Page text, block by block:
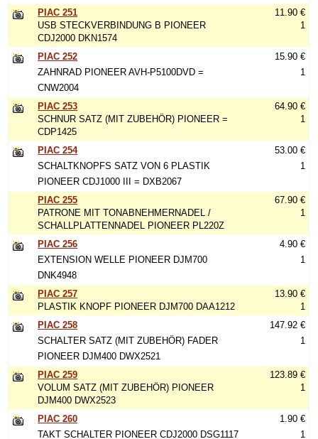
PIAC 251
USB STECKVERBINDUNG B PIONEER
CDJ2000 DKN1574
11.90 €
1
PIAC 252
ZAHNRAD PIONEER AVH-P5100DVD =
CNW2004
15.90 €
1
PIAC 253
SCHNUR SATZ (MIT ZUBEHÖR) PIONEER =
CDP1425
64.90 €
1
PIAC 254
SCHALTKNOPFS SATZ VON 6 PLASTIK
PIONEER CDJ1000 III = DXB2067
53.00 €
1
PIAC 255
PATRONE MIT TONABNEHMERNADEL /
SCHALLPLATTENNADEL PIONEER PL220Z
67.90 €
1
PIAC 256
EXTENSION WELLE PIONEER DJM700
DNK4948
4.90 €
1
PIAC 257
PLASTIK KNOPF PIONEER DJM700 DAA1212
13.90 €
1
PIAC 258
SCHALTER SATZ (MIT ZUBEHÖR) FADER
PIONEER DJM400 DWX2521
147.92 €
1
PIAC 259
VOLUM SATZ (MIT ZUBEHÖR) PIONEER
DJM400 DWX2523
123.89 €
1
PIAC 260
TAKT SCHALTER PIONEER CDJ2000 DSG1117
1.90 €
1